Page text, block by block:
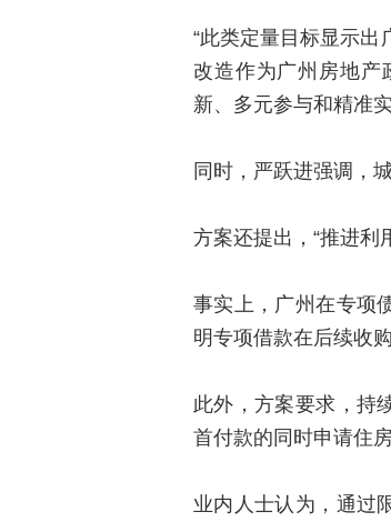
“此类定量目标显示出
改造作为广州房地产
新、多元参与和精准
同时，严跃进强调，
方案还提出，“推进利
事实上，广州在专项
明专项借款在后续收
此外，方案要求，持
首付款的同时申请住
业内人士认为，通过